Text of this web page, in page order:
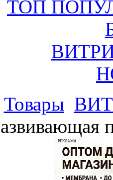
ТОП
Товары
РЕКЛАМА